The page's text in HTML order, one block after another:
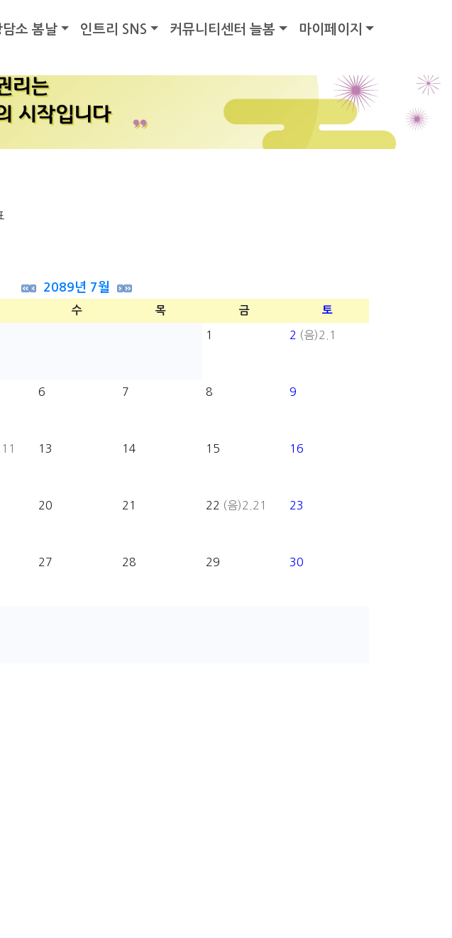
담소 봄날 인트리 SNS 커뮤니티센터 늘봄 마이페이지
2089년 7월
수 목 금 토
1 2 (음)2.1
6 7 8 9
13 14 15 16
20 21 22 (음)2.21 23
27 28 29 30